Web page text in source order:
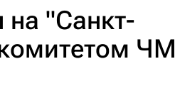
на "Санкт-
ЧМ